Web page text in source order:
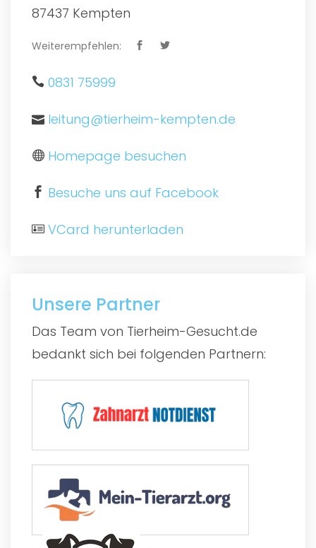
87437 Kempten
Weiterempfehlen:
0831 75999
leitung@tierheim-kempten.de
Homepage besuchen
Besuche uns auf Facebook
VCard herunterladen
Unsere Partner
Das Team von Tierheim-Gesucht.de
bedankt sich bei folgenden Partnern: